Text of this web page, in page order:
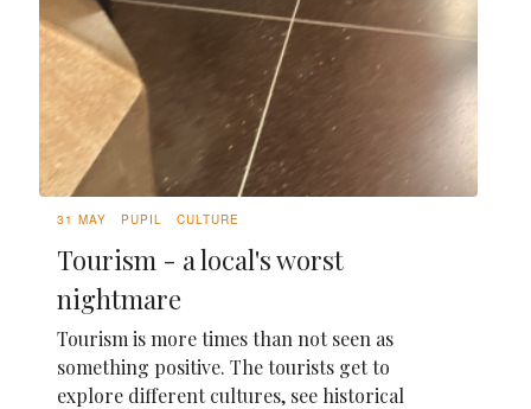
31 MAY PUPIL CULTURE
Tourism - a local's worst
nightmare
Tourism is more times than not seen as
something positive. The tourists get to
explore different cultures, see historical